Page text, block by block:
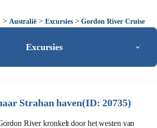
> Australië> Excursies>Gordon River Cruise
Excursies
Strahan haven(ID: 20735)
River kronkelt door het westen van